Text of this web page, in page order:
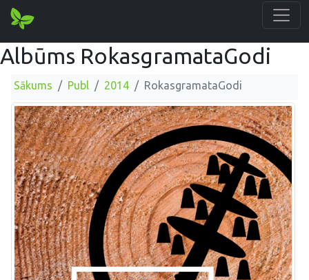
Albūms RokasgramataGodi
Sākums Publ 2014 RokasgramataGodi